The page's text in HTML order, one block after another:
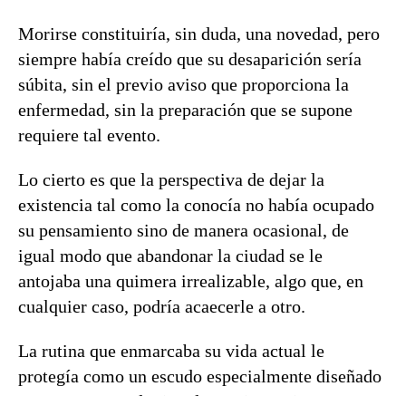
Morirse constituiría, sin duda, una novedad, pero
siempre había creído que su desaparición sería
súbita, sin el previo aviso que proporciona la
enfermedad, sin la preparación que se supone
requiere tal evento.
Lo cierto es que la perspectiva de dejar la
existencia tal como la conocía no había ocupado
su pensamiento sino de manera ocasional, de
igual modo que abandonar la ciudad se le
antojaba una quimera irrealizable, algo que, en
cualquier caso, podría acaecerle a otro.
La rutina que enmarcaba su vida actual le
protegía como un escudo especialmente diseñado